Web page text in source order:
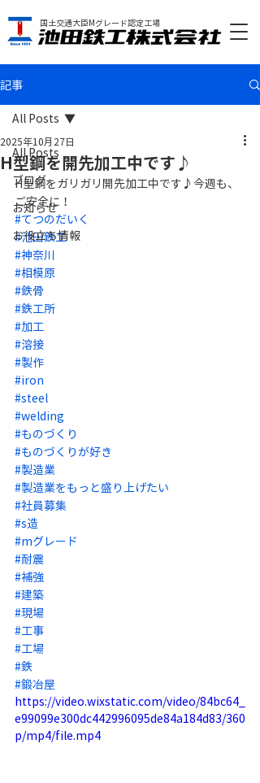
国土交通大臣Mグレード認定工場
記事
All Posts
ブログ
お知らせ
お役立ち情報
All Posts
H型鋼を開先加工中です♪
2025年10月27日
H型鋼をガリガリ開先加工中です♪今週も、
ご安全に！
#てつのだいく
#池田鉄工
#神奈川
#相模原
#鉄骨
#鉄工所
#加工
#溶接
#製作
#iron
#steel
#welding
#ものづくり
#ものづくりが好き
#製造業
#製造業をもっと盛り上げたい
#社員募集
#s造
#mグレード
#耐震
#補強
#建築
#現場
#工事
#工場
#鉄
#鍛冶屋
https://video.wixstatic.com/video/84bc64_
e99099e300dc442996095de84a184d83/360
p/mp4/file.mp4